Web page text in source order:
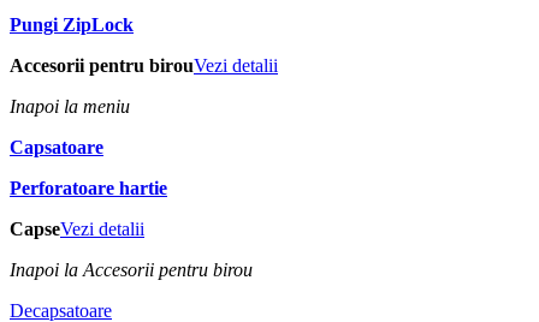
Pungi ZipLock
Accesorii pentru birouVezi detalii
Inapoi la meniu
Capsatoare
Perforatoare hartie
CapseVezi detalii
Inapoi la Accesorii pentru birou
Decapsatoare